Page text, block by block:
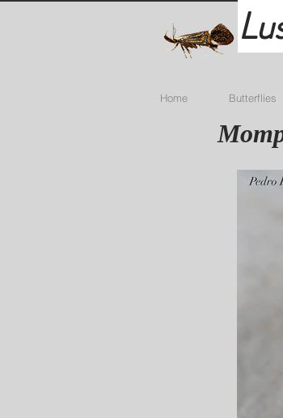
Home Butterflies